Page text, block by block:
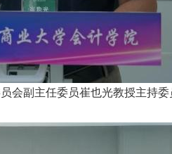
会副主任委员崔也光教授主持委